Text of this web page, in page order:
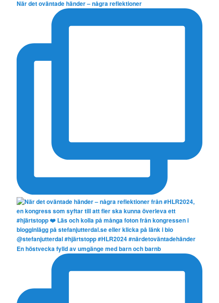
När det oväntade händer – några reflektioner
En höstvecka fylld av umgänge med barn och barnb